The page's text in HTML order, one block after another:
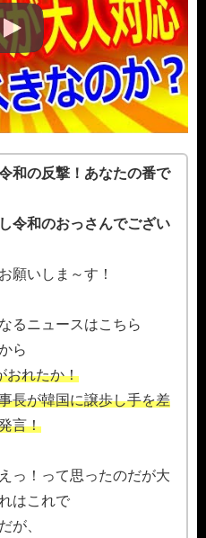
和の反撃！あなたの番で
令和のおっさんでござい
願いしま～す！
るニュースはこちら
ら
おれたか！
長が韓国に譲歩し手を差
言！
っ！って思ったのだが大
はこれで
が、